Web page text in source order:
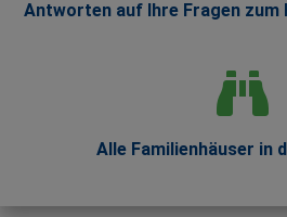
Antworten auf Ihre Fragen zum
Alle Familienhäuser in